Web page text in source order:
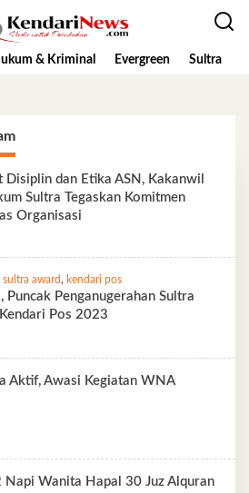
& Kriminal Evergreen Sultra
Disiplin dan Etika ASN, Kakanwil
Sultra Tegaskan Komitmen
Organisasi
award, kendari pos
Puncak Penganugerahan Sultra
Pos 2023
Aktif, Awasi Kegiatan WNA
Napi Wanita Hapal 30 Juz Alquran